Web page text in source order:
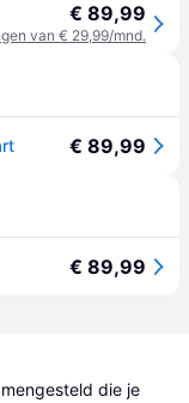
€ 89,99
van € 29,99/mnd.
€ 89,99
€ 89,99
die je